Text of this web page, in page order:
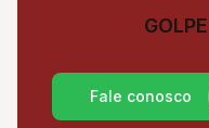
Fale conosco